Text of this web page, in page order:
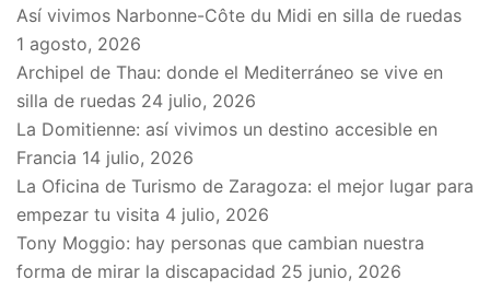
Así vivimos Narbonne-Côte du Midi en silla de ruedas
1 agosto, 2026
Archipel de Thau: donde el Mediterráneo se vive en
silla de ruedas 24 julio, 2026
La Domitienne: así vivimos un destino accesible en
Francia 14 julio, 2026
La Oficina de Turismo de Zaragoza: el mejor lugar para
empezar tu visita 4 julio, 2026
Tony Moggio: hay personas que cambian nuestra
forma de mirar la discapacidad 25 junio, 2026